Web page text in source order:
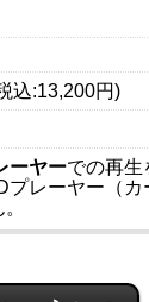
込:13,200円)
ーヤーでの再生
プレーヤー（カ